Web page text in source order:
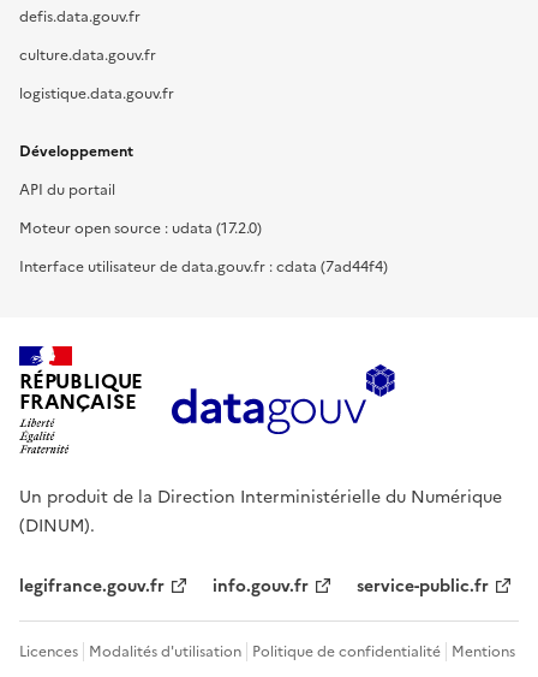
defis.data.gouv.fr
culture.data.gouv.fr
logistique.data.gouv.fr
Développement
API du portail
Moteur open source : udata (17.2.0)
Interface utilisateur de data.gouv.fr : cdata (7ad44f4)
RÉPUBLIQUE
FRANÇAISE
Un produit de la Direction Interministérielle du Numérique
(DINUM).
legifrance.gouv.fr info.gouv.fr service-public.fr
Licences Modalités d'utilisation Politique de confidentialité Mentions